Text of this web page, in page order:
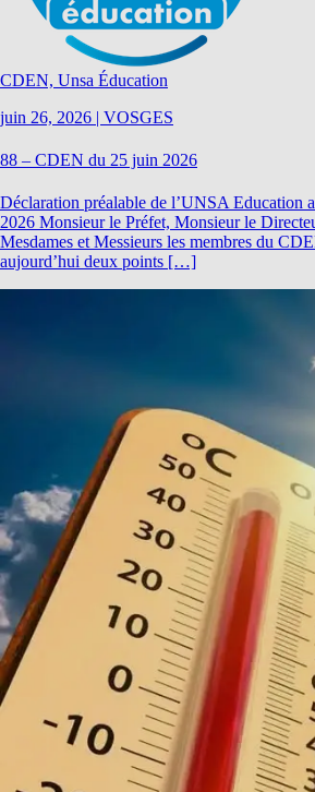
CDEN, Unsa Éducation
juin 26, 2026 | VOSGES
88 – CDEN du 25 juin 2026
Déclaration préalable de l’UNSA Education
2026 Monsieur le Préfet, Monsieur le
Mesdames et Messieurs les membres du
aujourd’hui deux points […]